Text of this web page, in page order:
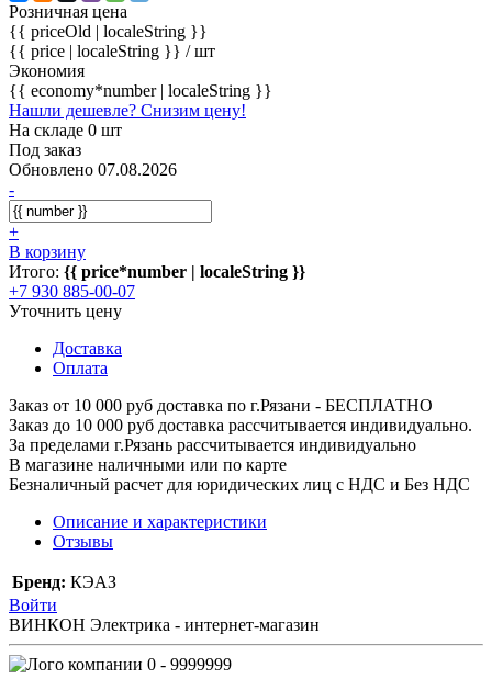
Розничная цена
{{ priceOld | localeString }}
{{ price | localeString }} / шт
Экономия
{{ economy*number | localeString }}
Нашли дешевле? Снизим цену!
На складе 0 шт
Под заказ
Обновлено 07.08.2026
-
+
В корзину
Итого: {{ price*number | localeString }}
+7 930 885-00-07
Уточнить цену
Доставка
Оплата
Заказ от 10 000 руб доставка по г.Рязани - БЕСПЛАТНО
Заказ до 10 000 руб доставка рассчитывается индивидуально.
За пределами г.Рязань рассчитывается индивидуально
В магазине наличными или по карте
Безналичный расчет для юридических лиц с НДС и Без НДС
Описание и характеристики
Отзывы
Бренд: КЭАЗ
Войти
ВИНКОН Электрика - интернет-магазин
0 - 9999999